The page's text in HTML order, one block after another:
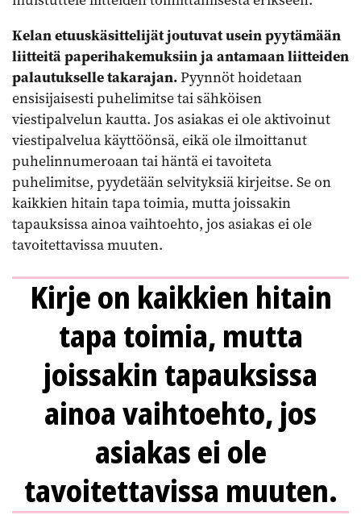
Kelan etuuskäsittelijät joutuvat usein pyytämään
liitteitä paperihakemuksiin ja antamaan liitteiden
palautukselle takarajan.Pyynnöt hoidetaan
ensisijaisesti puhelimitse tai sähköisen
viestipalvelun kautta. Jos asiakas ei ole aktivoinut
viestipalvelua käyttöönsä, eikä ole ilmoittanut
puhelinnumeroaan tai häntä ei tavoiteta
puhelimitse, pyydetään selvityksiä kirjeitse. Se on
kaikkien hitain tapa toimia, mutta joissakin
tapauksissa ainoa vaihtoehto, jos asiakas ei ole
tavoitettavissa muuten.
Kirje on kaikkien hitain
tapa toimia, mutta
joissakin tapauksissa
ainoa vaihtoehto, jos
asiakas ei ole
tavoitettavissa muuten.